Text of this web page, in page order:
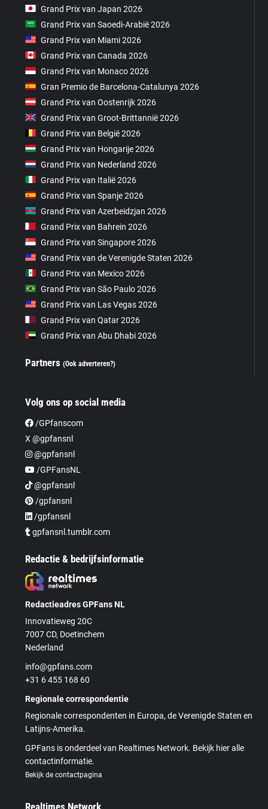
Grand Prix van Japan 2026
Grand Prix van Saoedi-Arabië 2026
Grand Prix van Miami 2026
Grand Prix van Canada 2026
Grand Prix van Monaco 2026
Gran Premio de Barcelona-Catalunya 2026
Grand Prix van Oostenrijk 2026
Grand Prix van Groot-Brittannië 2026
Grand Prix van België 2026
Grand Prix van Hongarije 2026
Grand Prix van Nederland 2026
Grand Prix van Italië 2026
Grand Prix van Spanje 2026
Grand Prix van Azerbeidzjan 2026
Grand Prix van Bahrein 2026
Grand Prix van Singapore 2026
Grand Prix van de Verenigde Staten 2026
Grand Prix van Mexico 2026
Grand Prix van São Paulo 2026
Grand Prix van Las Vegas 2026
Grand Prix van Qatar 2026
Grand Prix van Abu Dhabi 2026
Partners(Ook adverteren?)
Volg ons op social media
/GPfanscom
X @gpfansnl
@gpfansnl
/GPFansNL
@gpfansnl
/gpfansnl
/gpfansnl
gpfansnl.tumblr.com
Redactie & bedrijfsinformatie
Redactieadres GPFans NL
Innovatieweg 20C
7007 CD, Doetinchem
Nederland
info@gpfans.com
+31 6 455 168 60
Regionale correspondentie
Regionale correspondenten in Europa, de Verenigde Staten en
Latijns-Amerika.
GPFans is onderdeel van Realtimes Network. Bekijk hier alle
contactinformatie.
Bekijk de contactpagina
Realtimes Network